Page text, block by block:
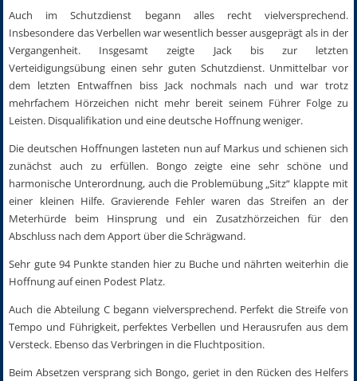
Auch im Schutzdienst begann alles recht vielversprechend.
Insbesondere das Verbellen war wesentlich besser ausgeprägt als in der
Vergangenheit. Insgesamt zeigte Jack bis zur letzten
Verteidigungsübung einen sehr guten Schutzdienst. Unmittelbar vor
dem letzten Entwaffnen biss Jack nochmals nach und war trotz
mehrfachem Hörzeichen nicht mehr bereit seinem Führer Folge zu
Leisten. Disqualifikation und eine deutsche Hoffnung weniger.
Die deutschen Hoffnungen lasteten nun auf Markus und schienen sich
zunächst auch zu erfüllen. Bongo zeigte eine sehr schöne und
harmonische Unterordnung, auch die Problemübung „Sitz“ klappte mit
einer kleinen Hilfe. Gravierende Fehler waren das Streifen an der
Meterhürde beim Hinsprung und ein Zusatzhörzeichen für den
Abschluss nach dem Apport über die Schrägwand.
Sehr gute 94 Punkte standen hier zu Buche und nährten weiterhin die
Hoffnung auf einen Podest Platz.
Auch die Abteilung C begann vielversprechend. Perfekt die Streife von
Tempo und Führigkeit, perfektes Verbellen und Herausrufen aus dem
Versteck. Ebenso das Verbringen in die Fluchtposition.
Beim Absetzen versprang sich Bongo, geriet in den Rücken des Helfers